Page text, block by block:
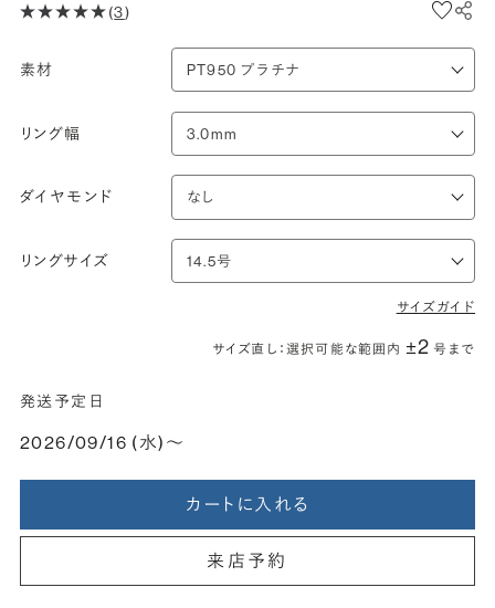
(3)
素材
リング幅
ダイヤモンド
リングサイズ
サイズガイド
サイズ直し：選択可能な範囲内 ±2 号まで
発送予定日
2026/09/16 (水)〜
カートに入れる
来店予約